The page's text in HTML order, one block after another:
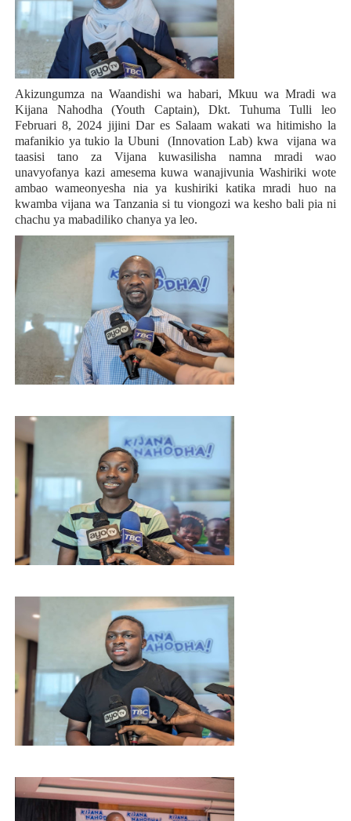
Akizungumza na Waandishi wa habari, Mkuu waMradi wa
Kijana Nahodha (Youth Captain), Dkt. Tuhuma Tulli leo
Februari 8, 2024 jijini Dar es Salaam wakati wa hitimisho la
mafanikio ya tukio la Ubuni (Innovation Lab) kwa vijana wa
taasisi tano za Vijana kuwasilisha namna mradi wao
unavyofanya kazi amesema kuwa wanajivunia Washiriki wote
ambao wameonyesha nia ya kushiriki katika mradi huo na
kwamba vijana wa Tanzania si tu viongozi wa kesho bali pia ni
chachu ya mabadiliko chanya ya leo.